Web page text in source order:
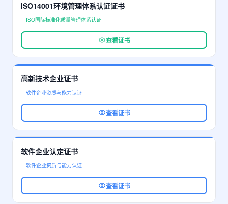
ISO14001环境管理体系认证证书
ISO国际标准化质量管理体系认证
查看证书
高新技术企业证书
软件企业资质与能力认证
查看证书
软件企业认定证书
软件企业资质与能力认证
查看证书